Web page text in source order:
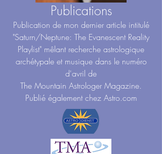
Publications
Publication de mon dernier article intitulé
"Saturn/Neptune: The Evanescent Reality
Playlist" mêlant recherche astrologique
archétypale et musique dans le numéro
d'avril de
The Mountain Astrologer Magazine.
Publié également chez Astro.com